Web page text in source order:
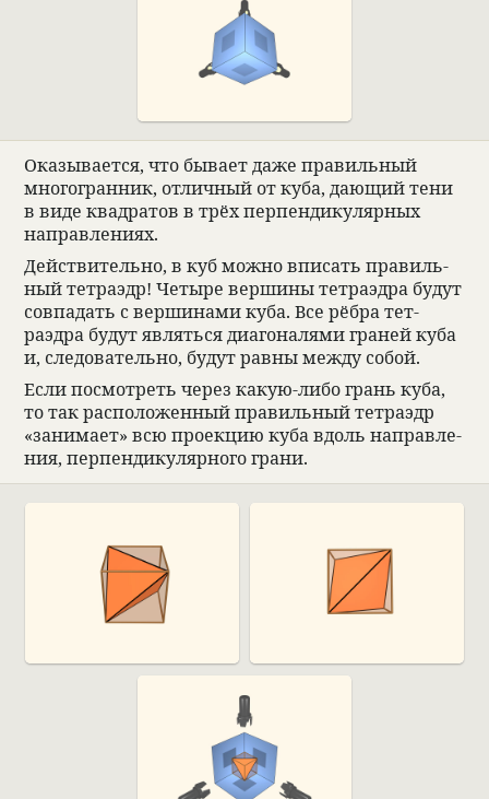
Ока­зы­ва­ется, что бывает даже пра­виль­ный
многогран­ник, отлич­ный от куба, дающий тени
в виде квад­ра­тов в трёх перпен­ди­ку­ляр­ных
направ­ле­ниях.
Действи­тельно, в куб можно впи­сать пра­виль­
ный тет­раэдр! Четыре вершины тет­раэдра будут
совпа­дать с верши­нами куба. Все рёбра тет­
раэдра будут являться диаго­на­лями гра­ней куба
и, сле­до­ва­тельно, будут равны между собой.
Если посмот­реть через какую-либо грань куба,
то так рас­по­ложен­ный пра­виль­ный тет­раэдр
«занимает» всю про­екцию куба вдоль направ­ле­
ния, перпен­ди­ку­ляр­ного грани.